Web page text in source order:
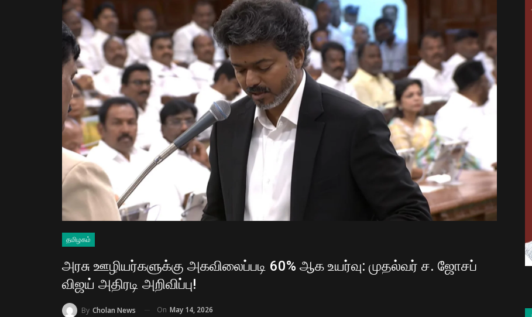
தமிழகம்
அரசு ஊழியர்களுக்கு அகவிலைப்படி 60% ஆக உயர்வு: முதல்வர் ச. ஜோசப்
விஜய் அதிரடி அறிவிப்பு!
By Cholan News On May 14, 2026